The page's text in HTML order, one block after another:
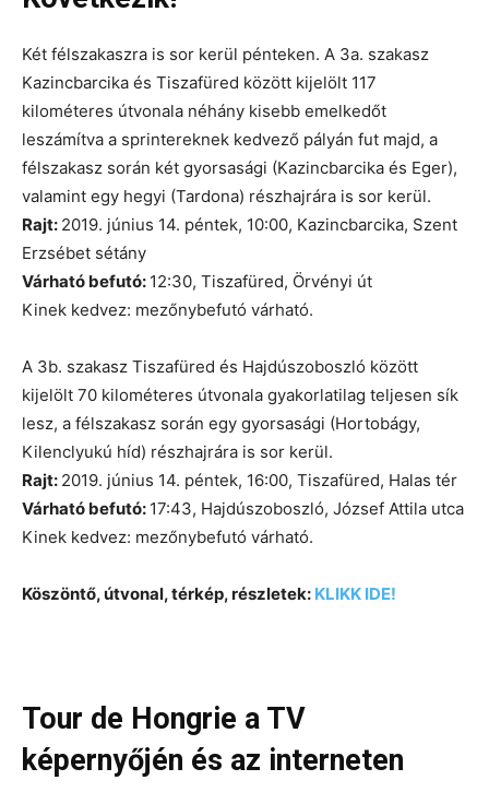
Két félszakaszra is sor kerül pénteken. A 3a. szakasz
Kazincbarcika és Tiszafüred között kijelölt 117
kilométeres útvonala néhány kisebb emelkedőt
leszámítva a sprintereknek kedvező pályán fut majd, a
félszakasz során két gyorsasági (Kazincbarcika és Eger),
valamint egy hegyi (Tardona) részhajrára is sor kerül.
Rajt: 2019. június 14. péntek, 10:00, Kazincbarcika, Szent
Erzsébet sétány
Várható befutó: 12:30, Tiszafüred, Örvényi út
Kinek kedvez: mezőnybefutó várható.
A 3b. szakasz Tiszafüred és Hajdúszoboszló között
kijelölt 70 kilométeres útvonala gyakorlatilag teljesen sík
lesz, a félszakasz során egy gyorsasági (Hortobágy,
Kilenclyukú híd) részhajrára is sor kerül.
Rajt: 2019. június 14. péntek, 16:00, Tiszafüred, Halas tér
Várható befutó: 17:43, Hajdúszoboszló, József Attila utca
Kinek kedvez: mezőnybefutó várható.
Köszöntő, útvonal, térkép, részletek: KLIKK IDE!
Tour de Hongrie a TV
képernyőjén és az interneten